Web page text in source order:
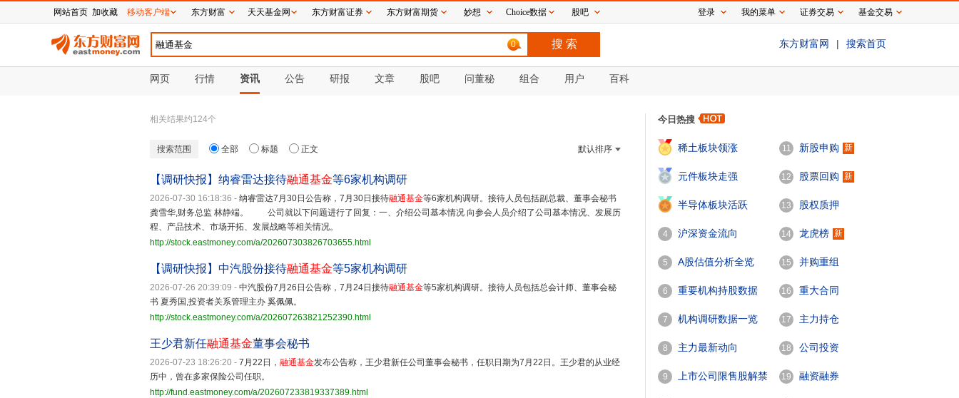
0 东方财富网 | 搜索首页
网页 行情 资讯 公告 研报 文章 股吧 问董秘 组合 用户 百科
相关结果约124个
搜索范围 全部 标题 正文 默认排序
【调研快报】纳睿雷达接待融通基金等6家机构调研
2026-07-30 16:18:36 - 纳睿雷达7月30日公告称，7月30日接待融通基金等6家机构调研。接待人员包括副总裁、董事会秘书
龚雪华,财务总监 林静端。 公司就以下问题进行了回复：一、介绍公司基本情况 向参会人员介绍了公司基本情况、发展历
程、产品技术、市场开拓、发展战略等相关情况。
http://stock.eastmoney.com/a/202607303826703655.html
【调研快报】中汽股份接待融通基金等5家机构调研
2026-07-26 20:39:09 - 中汽股份7月26日公告称，7月24日接待融通基金等5家机构调研。接待人员包括总会计师、董事会秘
书 夏秀国,投资者关系管理主办 奚佩佩。
http://stock.eastmoney.com/a/202607263821252390.html
王少君新任融通基金董事会秘书
2026-07-23 18:26:20 - 7月22日， 融通基金发布公告称，王少君新任公司董事会秘书，任职日期为7月22日。王少君的从业经
历中，曾在多家保险公司任职。
http://fund.eastmoney.com/a/202607233819337389.html
今日热搜
稀土板块领涨
2
元件板块走强
3
半导体板块活跃
4 沪深资金流向
5 A股估值分析全览
6 重要机构持股数据
7 机构调研数据一览
8 主力最新动向
9 上市公司限售股解禁
11 新股申购 新
12 股票回购 新
13 股权质押
14 龙虎榜 新
15 并购重组
16 重大合同
17 主力持仓
18 公司投资
19 融资融券
网站首页 加收藏 移动客户端 东方财富 天天基金网 东方财富证券 东方财富期货 妙想 Choice数据 股吧 登录 我的菜单 证券交易 基金交易